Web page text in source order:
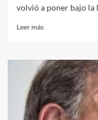
volvió a poner bajo la
Leer másLeer
El
dato
baja,
la
duda
queda: